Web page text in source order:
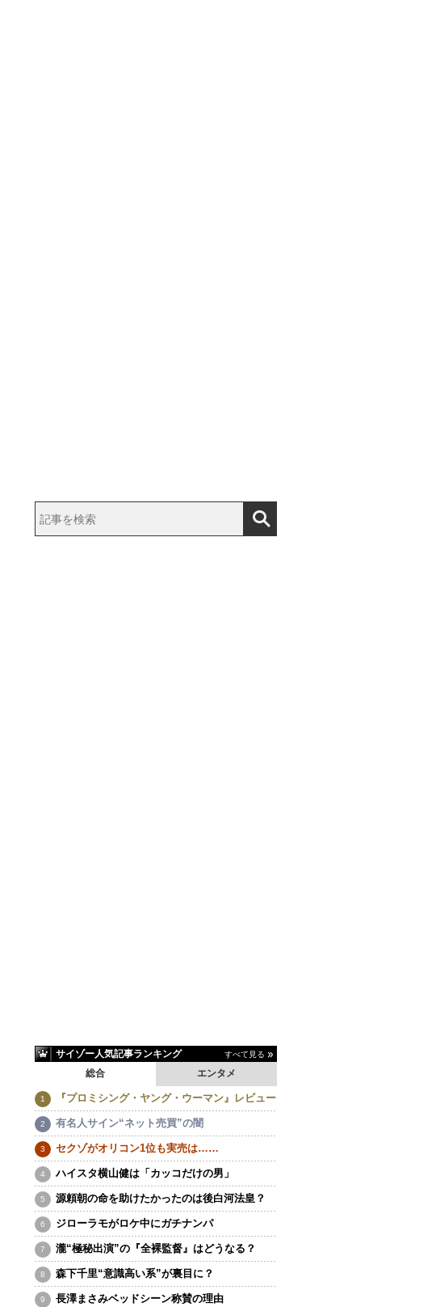
サイゾー人気記事ランキング すべて見る
エンタメ
総合
『プロミシング・ヤング・ウーマン』レビュー
有名人サイン“ネット売買”の闇
セクゾがオリコン1位も実売は……
ハイスタ横山健は「カッコだけの男」
源頼朝の命を助けたかったのは後白河法皇？
ジローラモがロケ中にガチナンパ
瀧“極秘出演”の『全裸監督』はどうなる？
森下千里“意識高い系”が裏目に？
長澤まさみベッドシーン称賛の理由